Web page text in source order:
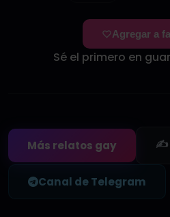
Agregar a
Sé el primero en
Más relatos gay ✍️
Canal de Telegram